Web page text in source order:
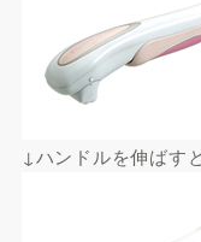
↓ハンドルを伸ばすと